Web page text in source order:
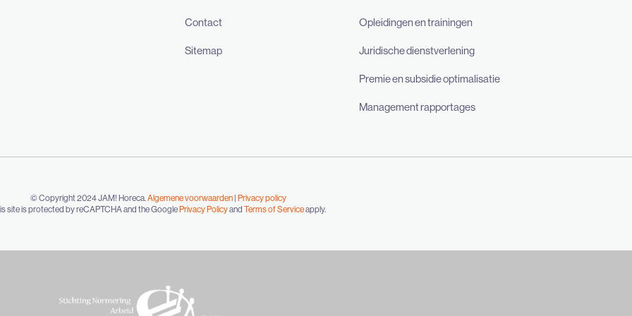
Contact
Sitemap
Opleidingen en trainingen
Juridische dienstverlening
Premie en subsidie optimalisatie
Management rapportages
© Copyright 2024 JAM! Horeca. Algemene voorwaarden| Privacy policy
site is protected by reCAPTCHA and the GooglePrivacy Policyand Terms of Serviceapply.